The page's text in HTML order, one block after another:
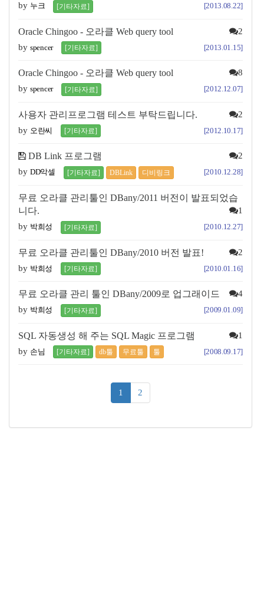
by 누크 [기타자료] [2013.08.22]
Oracle Chingoo - 오라클 Web query tool 2
by spencer [기타자료] [2013.01.15]
Oracle Chingoo - 오라클 Web query tool 8
by spencer [기타자료] [2012.12.07]
사용자 관리프로그램 테스트 부탁드립니다. 2
by 오란씨 [기타자료] [2012.10.17]
DB Link 프로그램 2
by DD악셀 [기타자료] DBLink 디비링크 [2010.12.28]
무료 오라클 관리툴인 DBany/2011 버전이 발표되었습
니다.
1
by 박희성 [기타자료] [2010.12.27]
무료 오라클 관리툴인 DBany/2010 버전 발표! 2
by 박희성 [기타자료] [2010.01.16]
무료 오라클 관리 툴인 DBany/2009로 업그래이드 4
by 박희성 [기타자료] [2009.01.09]
SQL 자동생성 해 주는 SQL Magic 프로그램 1
by 손님 [기타자료] db툴 무료툴 툴 [2008.09.17]
1 (current)
2